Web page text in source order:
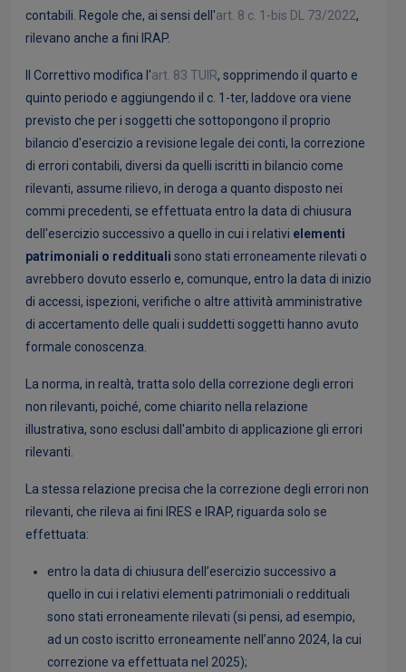
contabili. Regole che, ai sensi dell'art. 8 c. 1-bis DL 73/2022,
rilevano anche a fini IRAP.
Il Correttivo modifica l'art. 83 TUIR, sopprimendo il quarto e
quinto periodo e aggiungendo il c. 1-ter, laddove ora viene
previsto che per i soggetti che sottopongono il proprio
bilancio d'esercizio a revisione legale dei conti, la correzione
di errori contabili, diversi da quelli iscritti in bilancio come
rilevanti, assume rilievo, in deroga a quanto disposto nei
commi precedenti, se effettuata entro la data di chiusura
dell'esercizio successivo a quello in cui i relativi elementi
patrimoniali o reddituali sono stati erroneamente rilevati o
avrebbero dovuto esserlo e, comunque, entro la data di inizio
di accessi, ispezioni, verifiche o altre attività amministrative
di accertamento delle quali i suddetti soggetti hanno avuto
formale conoscenza.
La norma, in realtà, tratta solo della correzione degli errori
non rilevanti, poiché, come chiarito nella relazione
illustrativa, sono esclusi dall'ambito di applicazione gli errori
rilevanti.
La stessa relazione precisa che la correzione degli errori non
rilevanti, che rileva ai fini IRES e IRAP, riguarda solo se
effettuata:
entro la data di chiusura dell’esercizio successivo a
quello in cui i relativi elementi patrimoniali o reddituali
sono stati erroneamente rilevati (si pensi, ad esempio,
ad un costo iscritto erroneamente nell’anno 2024, la cui
correzione va effettuata nel 2025);